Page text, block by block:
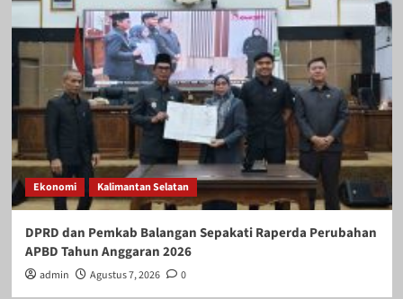
Ekonomi Kalimantan Selatan
DPRD dan Pemkab Balangan Sepakati Raperda Perubahan
APBD Tahun Anggaran 2026
admin Agustus 7, 2026 0